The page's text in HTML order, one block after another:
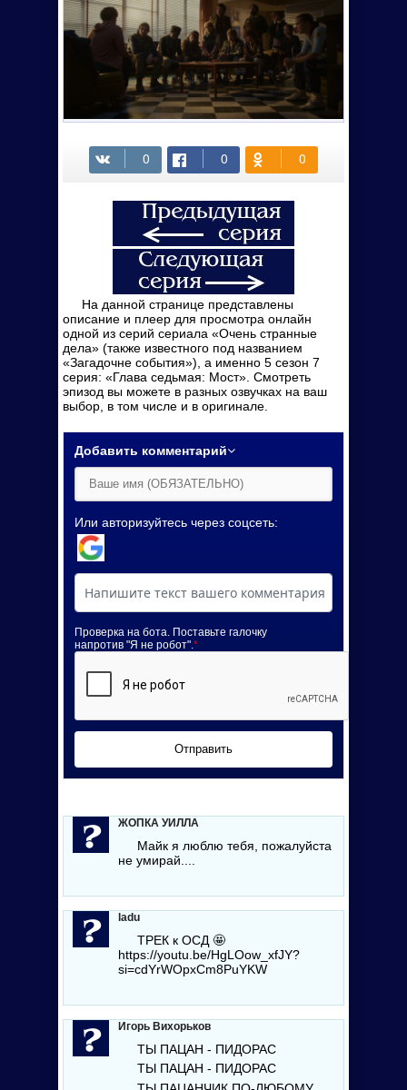
На данной странице представлены
описание и плеер для просмотра онлайн
одной из серий сериала «Очень странные
дела» (также известного под названием
«Загадочне события»), а именно 5 сезон 7
серия: «Глава седьмая: Мост». Смотреть
эпизод вы можете в разных озвучках на ваш
выбор, в том числе и в оригинале.
Добавить комментарий
Или авторизуйтесь через соцсеть:
Проверка на бота. Поставьте галочку
напротив "Я не робот".*
Отправить
ЖОПКА УИЛЛА
Майк я люблю тебя, пожалуйста
не умирай....
ladu
ТРЕК к ОСД 🤩
https://youtu.be/HgLOow_xfJY?
si=cdYrWOpxCm8PuYKW
Игорь Вихорьков
ТЫ ПАЦАН - ПИДОРАС
ТЫ ПАЦАН - ПИДОРАС